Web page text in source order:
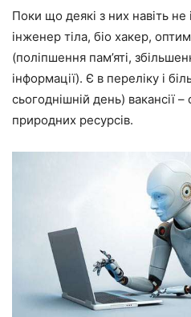
Поки що деякі з них навіть
інженер тіла, біо хакер,
(поліпшення пам’яті,
інформації). Є в переліку і
сьогоднішній день) вакансії –
природних ресурсів.